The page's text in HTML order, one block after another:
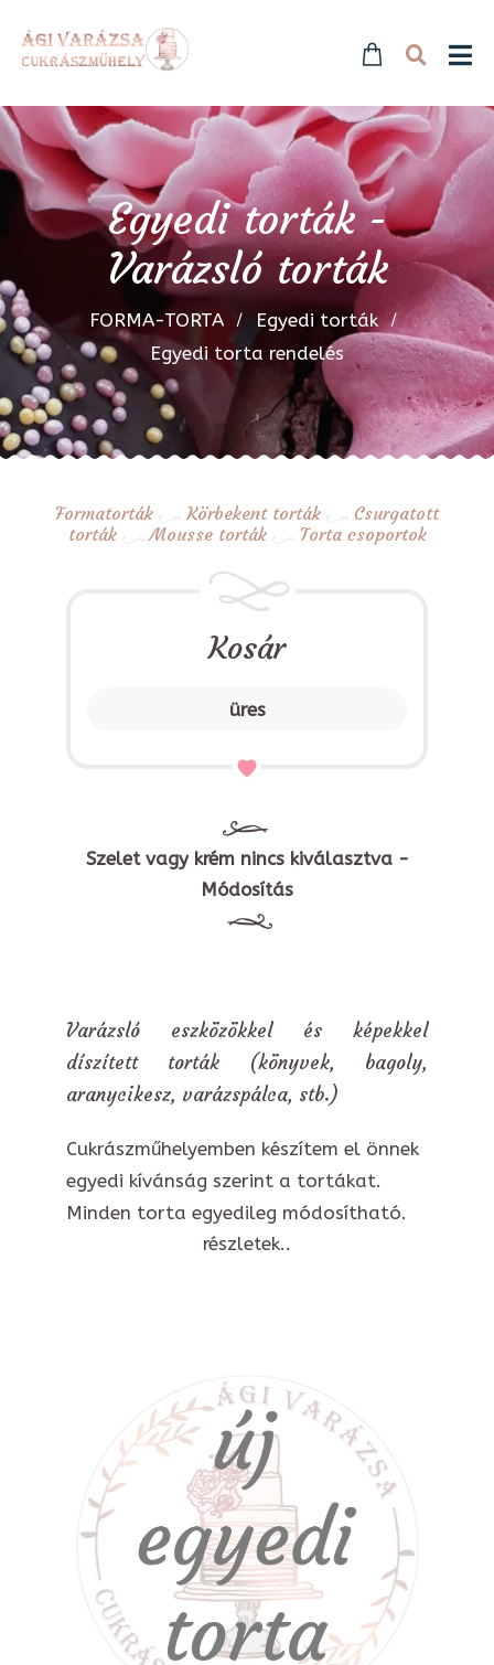
Egyedi torták -
Varázsló torták
FORMA-TORTA
Egyedi torták
Egyedi torta rendelés
Formatorták Körbekent torták
Csurgatott
torták
Mousse torták Torta csoportok
Kosár
üres
Szelet vagy krém nincs kiválasztva -
Módosítás
Varázsló eszközökkel és képekkel
díszített torták (könyvek, bagoly,
aranycikesz, varázspálca, stb.)
Cukrászműhelyemben készítem el önnek
egyedi kívánság szerint a tortákat.
Minden torta egyedileg módosítható.
részletek..